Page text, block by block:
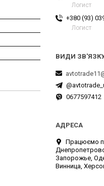
Логист
+380 (93)
Логист
0677597412
Працюємо по
Запорожье,
Винница,